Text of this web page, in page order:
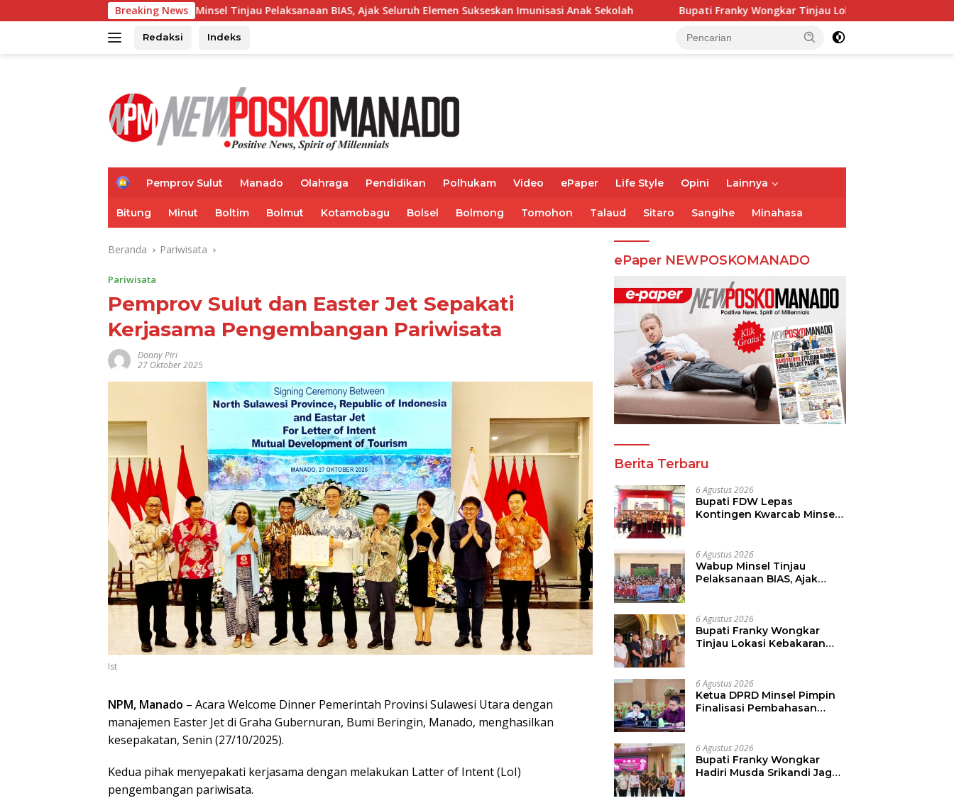
ke
Breaking News
Wabup Minsel Tinjau Pelaksanaan BIAS, Ajak Seluruh Elemen Sukseskan Imunisasi Anak Sekolah Bupati Franky Wongkar Tinjau Lokasi Kebakaran GMIM Imanuel Kawangkoan
Redaksi Indeks
H
e
Pemprov Sulut Manado Olahraga Pendidikan Polhukam Video ePaper Life Style Opini Lainnya
Bitung Minut Boltim Bolmut Kotamobagu Bolsel Bolmong Tomohon Talaud Sitaro Sangihe Minahasa
Beranda Pariwisata
Pariwisata
Pemprov Sulut dan Easter Jet Sepakati
Kerjasama Pengembangan Pariwisata
Donny Piri
27 Oktober 2025
Ist
NPM, Manado – Acara Welcome Dinner Pemerintah Provinsi Sulawesi Utara dengan
manajemen Easter Jet di Graha Gubernuran, Bumi Beringin, Manado, menghasilkan
kesepakatan, Senin (27/10/2025).
Kedua pihak menyepakati kerjasama dengan melakukan Latter of Intent (LoI)
pengembangan pariwisata.
ePaper NEWPOSKOMANADO
Berita Terbaru
6 Agustus 2026
Bupati FDW Lepas
Kontingen Kwarcab Minsel,
6 Agustus 2026
Wabup Minsel Tinjau
Pelaksanaan BIAS, Ajak
6 Agustus 2026
Bupati Franky Wongkar
Tinjau Lokasi Kebakaran
Komitmen Dukung
Pemulihan
6 Agustus 2026
Ketua DPRD Minsel Pimpin
Finalisasi Pembahasan
6 Agustus 2026
Bupati Franky Wongkar
Hadiri Musda Srikandi Jaga